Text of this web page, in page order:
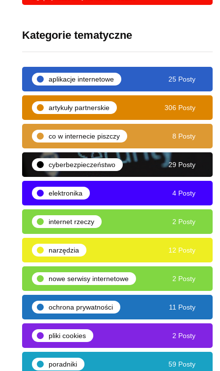
Kategorie tematyczne
aplikacje internetowe 25 Posty
artykuły partnerskie 306 Posty
co w internecie piszczy 8 Posty
cyberbezpieczeństwo 29 Posty
elektronika 4 Posty
internet rzeczy 2 Posty
narzędzia 12 Posty
nowe serwisy internetowe 2 Posty
ochrona prywatności 11 Posty
pliki cookies 2 Posty
poradniki 59 Posty